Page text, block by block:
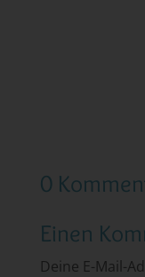
0
Einen
Deine E-Mail-